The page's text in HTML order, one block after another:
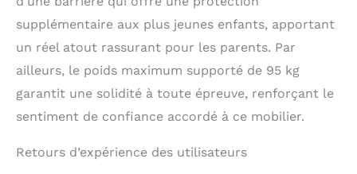
supplémentaire aux plus jeunes enfants, apportant
un réel atout rassurant pour les parents. Par
ailleurs, le poids maximum supporté de 95 kg
garantit une solidité à toute épreuve, renforçant le
sentiment de confiance accordé à ce mobilier.
Retours d’expérience des utilisateurs